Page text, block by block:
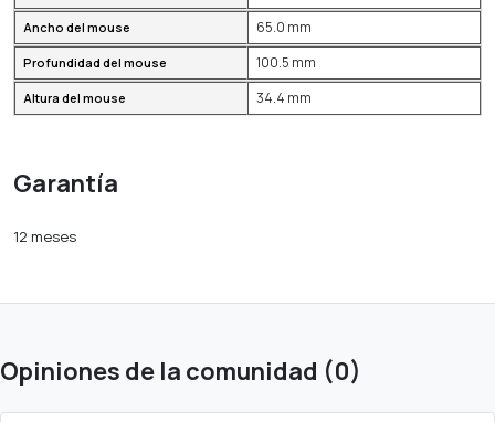
Ancho del mouse 65.0 mm
Profundidad del mouse 100.5 mm
Altura del mouse 34.4 mm
Garantía
12 meses
Opiniones de la comunidad (0)